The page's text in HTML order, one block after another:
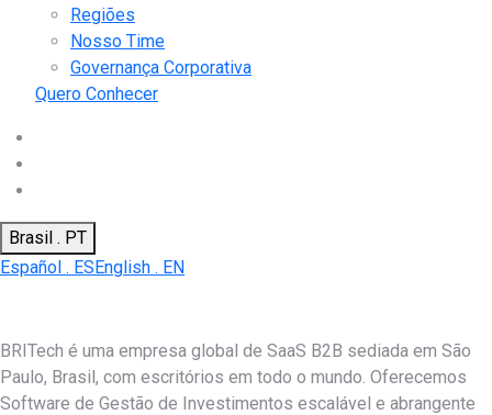
Regiões
Nosso Time
Governança Corporativa
Quero Conhecer
Brasil . PT
Español . ESEnglish . EN
BRITech é uma empresa global de SaaS B2B sediada em São
Paulo, Brasil, com escritórios em todo o mundo. Oferecemos
Software de Gestão de Investimentos escalável e abrangente